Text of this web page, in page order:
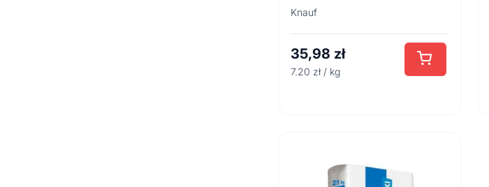
Knauf
35,98 zł
7.20 zł / kg